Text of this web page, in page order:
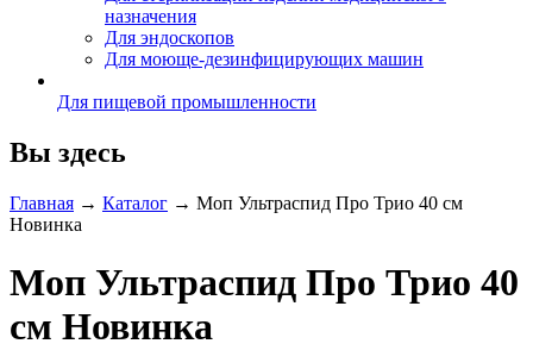
назначения
Для эндоскопов
Для моюще-дезинфицирующих машин
Для пищевой промышленности
Вы здесь
Главная → Каталог → Моп Ультраспид Про Трио 40 см
Новинка
Моп Ультраспид Про Трио 40
см Новинка